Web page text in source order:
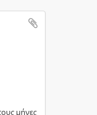
μήνες